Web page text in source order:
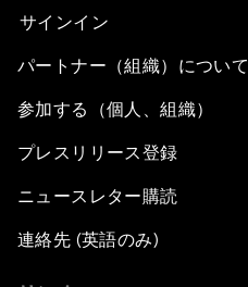
サインイン
パートナー（組織）について
参加する（個人、組織）
プレスリリース登録
ニュースレター購読
連絡先 (英語のみ)